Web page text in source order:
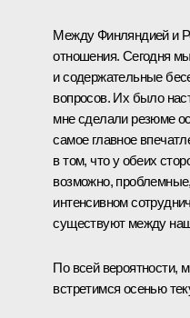
Между Финляндией и
отношения. Сегодня
и содержательные
вопросов. Их было
мне сделали резюме
самое главное
в том, что у обеих
возможно,
интенсивном
существуют между
По всей вероятности,
встретимся осенью